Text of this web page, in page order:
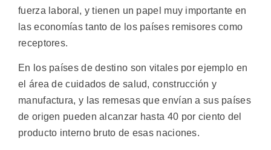
fuerza laboral, y tienen un papel muy importante en
las economías tanto de los países remisores como
receptores.
En los países de destino son vitales por ejemplo en
el área de cuidados de salud, construcción y
manufactura, y las remesas que envían a sus países
de origen pueden alcanzar hasta 40 por ciento del
producto interno bruto de esas naciones.